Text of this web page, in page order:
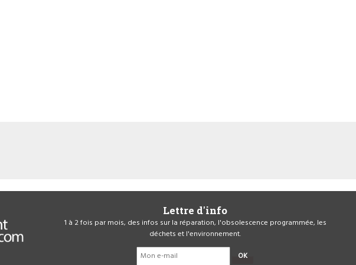
Lettre d'info
1 à 2 fois par mois, des infos sur la réparation, l'obsolescence programmée, les
déchets et l'environnement.
OK